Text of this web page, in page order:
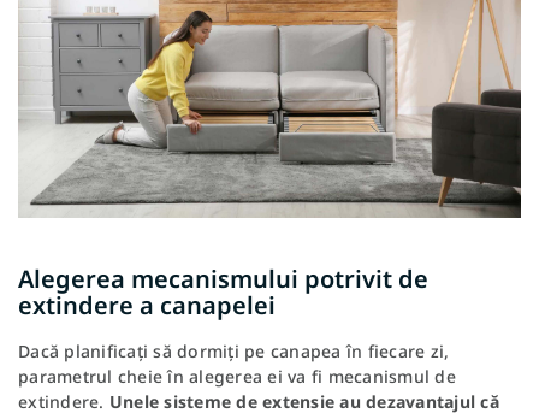
Alegerea mecanismului potrivit de
extindere a canapelei
Dacă planificați să dormiți pe canapea în fiecare zi,
parametrul cheie în alegerea ei va fi mecanismul de
extindere. Unele sisteme de extensie au dezavantajul că